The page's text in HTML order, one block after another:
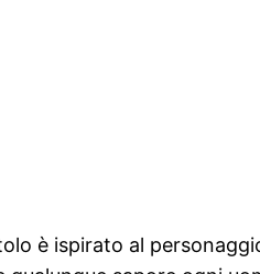
è ispirato al